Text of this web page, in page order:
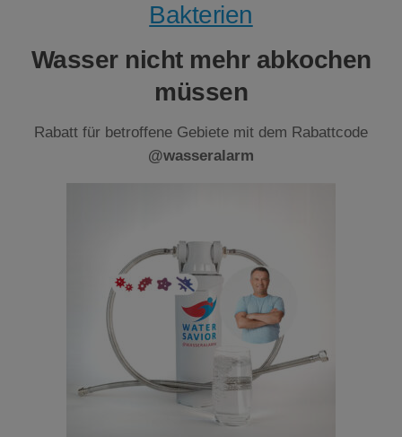
Bakterien
Wasser nicht mehr abkochen
müssen
Rabatt für betroffene Gebiete mit dem Rabattcode
@wasseralarm